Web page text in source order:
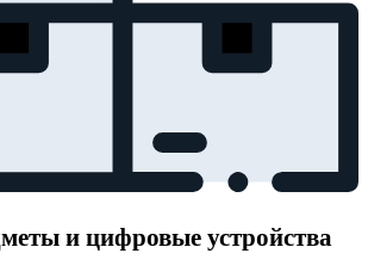
и цифровые устройства